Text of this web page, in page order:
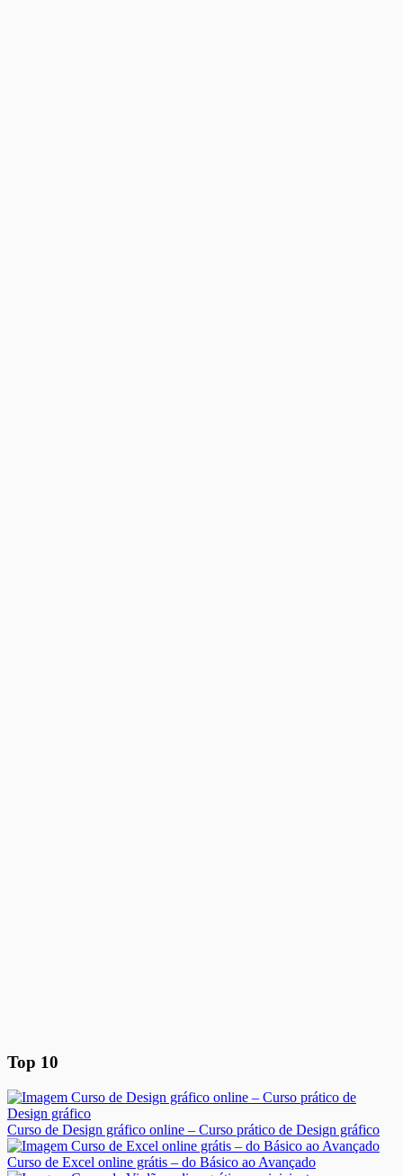
Top 10
Curso de Design gráfico online – Curso prático de Design gráfico
Curso de Excel online grátis – do Básico ao Avançado